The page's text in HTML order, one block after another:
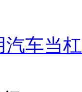
汽车当